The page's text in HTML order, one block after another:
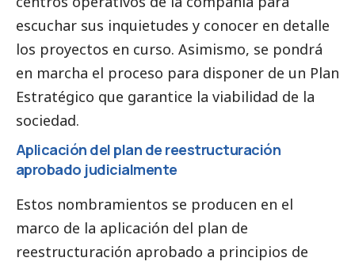
escuchar sus inquietudes y conocer en detalle
los proyectos en curso. Asimismo, se pondrá
en marcha el proceso para disponer de un Plan
Estratégico que garantice la viabilidad de la
sociedad.
Aplicación del plan de reestructuración
aprobado judicialmente
Estos nombramientos se producen en el
marco de la aplicación del plan de
reestructuración aprobado a principios de